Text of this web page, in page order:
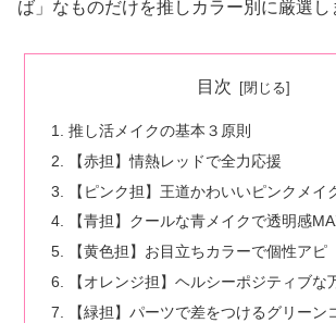
ば」なものだけを推しカラー別に厳選し
目次
推し活メイクの基本３原則
【赤担】情熱レッドで全力応援
【ピンク担】王道かわいいピンクメイ
【青担】クールな青メイクで透明感
【黄色担】お目立ちカラーで個性アピ
【オレンジ担】ヘルシーポジティブな
【緑担】パーツで差をつけるグリーン